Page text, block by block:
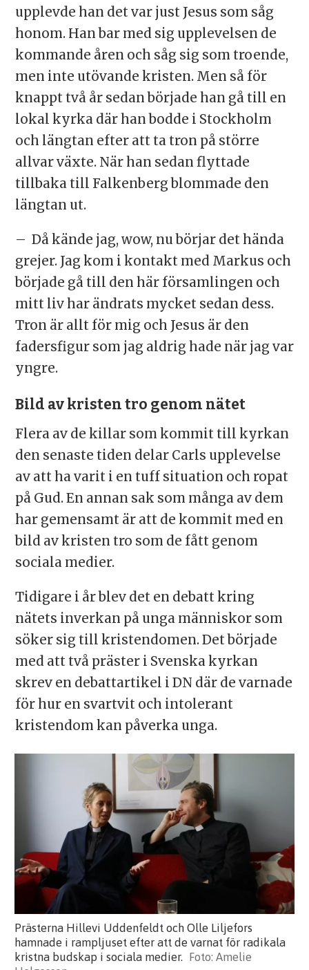
upplevde han det var just Jesus som såg
honom. Han bar med sig upplevelsen de
kommande åren och såg sig som troende,
men inte utövande kristen. Men så för
knappt två år sedan började han gå till en
lokal kyrka där han bodde i Stockholm
och längtan efter att ta tron på större
allvar växte. När han sedan flyttade
tillbaka till Falkenberg blommade den
längtan ut.
– Då kände jag, wow, nu börjar det hända
grejer. Jag kom i kontakt med Markus och
började gå till den här församlingen och
mitt liv har ändrats mycket sedan dess.
Tron är allt för mig och Jesus är den
fadersfigur som jag aldrig hade när jag var
yngre.
Bild av kristen tro genom nätet
Flera av de killar som kommit till kyrkan
den senaste tiden delar Carls upplevelse
av att ha varit i en tuff situation och ropat
på Gud. En annan sak som många av dem
har gemensamt är att de kommit med en
bild av kristen tro som de fått genom
sociala medier.
Tidigare i år blev det en debatt kring
nätets inverkan på unga människor som
söker sig till kristendomen. Det började
med att två präster i Svenska kyrkan
skrev en debattartikel i DN där de varnade
för hur en svartvit och intolerant
kristendom kan påverka unga.
Prästerna Hillevi Uddenfeldt och Olle Liljefors
hamnade i rampljuset efter att de varnat för radikala
kristna budskap i sociala medier.
Amelie